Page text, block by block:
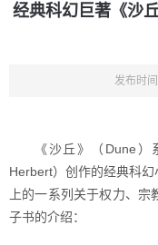
经典科幻巨著《沙
发布时
《沙丘》（Dune
Herbert）创作的经典科
上的一系列关于权力、
子书的介绍：